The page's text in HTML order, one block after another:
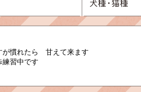
が慣れたら 甘えて来ます
習中です